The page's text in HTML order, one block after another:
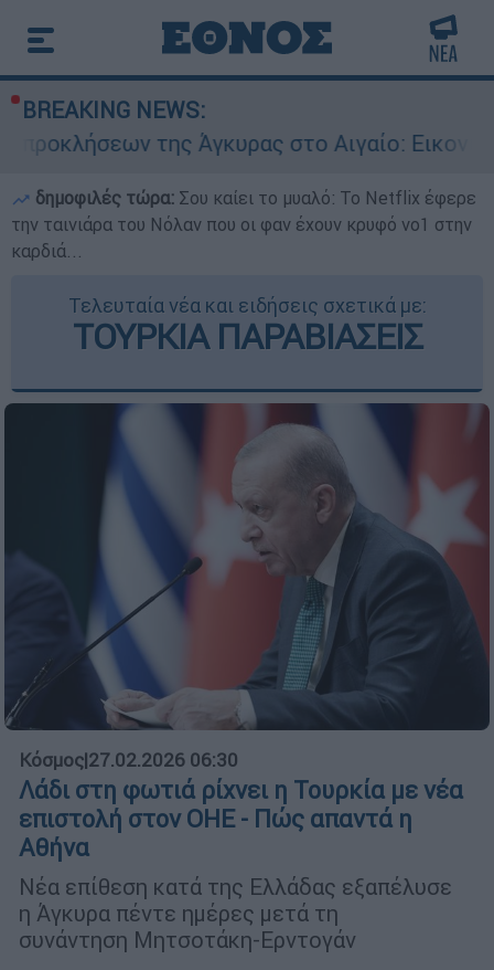
BREAKING NEWS:
της Άγκυρας στο Αιγαίο: Εικονική
δημοφιλές τώρα: Σου καίει το μυαλό: Το Netflix έφερε
την ταινιάρα του Νόλαν που οι φαν έχουν κρυφό νο1 στην
καρδιά...
Τελευταία νέα και ειδήσεις σχετικά με:
ΤΟΥΡΚΙΑ ΠΑΡΑΒΙΑΣΕΙΣ
Κόσμος|27.02.2026 06:30
Λάδι στη φωτιά ρίχνει η Τουρκία με νέα
επιστολή στον ΟΗΕ - Πώς απαντά η
Αθήνα
Νέα επίθεση κατά της Ελλάδας εξαπέλυσε
η Άγκυρα πέντε ημέρες μετά τη
συνάντηση Μητσοτάκη-Ερντογάν